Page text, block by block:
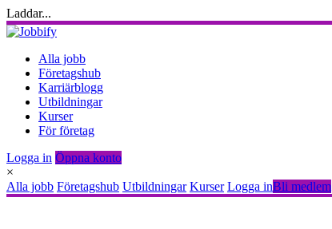
Laddar...
Alla jobb
Företagshub
Karriärblogg
Utbildningar
Kurser
För företag
Logga in Öppna konto
×
Alla jobb Företagshub Utbildningar Kurser Logga inBli medlem